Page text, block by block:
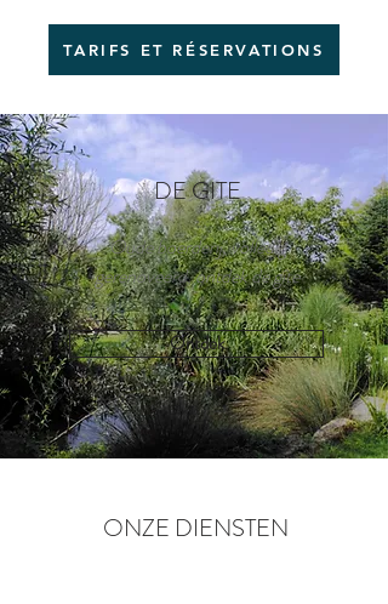
TARIFS ET RÉSERVATIONS
DE GITE
Oude boerderij, volledig
gerenoveerd, ontdek de gîte
Ontdek
ONZE DIENSTEN